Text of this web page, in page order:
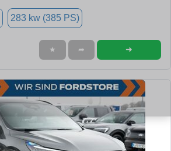
283 kw (385 PS)
★ ➦ ➜